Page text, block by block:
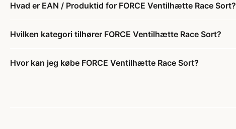
Hvad er EAN / Produktid for FORCE Ventilhætte Race Sort?
Hvilken kategori tilhører FORCE Ventilhætte Race Sort?
Hvor kan jeg købe FORCE Ventilhætte Race Sort?